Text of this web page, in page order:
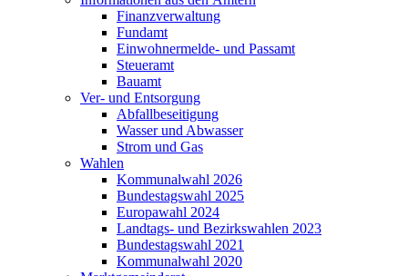
Finanzverwaltung
Fundamt
Einwohnermelde- und Passamt
Steueramt
Bauamt
Ver- und Entsorgung
Abfallbeseitigung
Wasser und Abwasser
Strom und Gas
Wahlen
Kommunalwahl 2026
Bundestagswahl 2025
Europawahl 2024
Landtags- und Bezirkswahlen 2023
Bundestagswahl 2021
Kommunalwahl 2020